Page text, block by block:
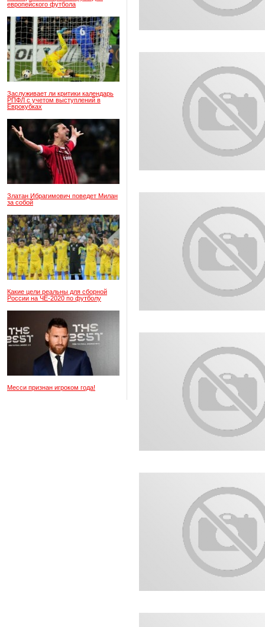
европейского футбола
Заслуживает ли критики календарь
РПФЛ с учетом выступлений в
Еврокубках
Златан Ибрагимович поведет Милан
за собой
Какие цели реальны для сборной
России на ЧЕ-2020 по футболу
Месси признан игроком года!